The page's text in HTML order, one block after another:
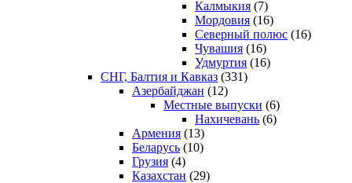
Калмыкия (7)
Мордовия (16)
Северный полюс (16)
Чувашия (16)
Удмуртия (16)
СНГ, Балтия и Кавказ (331)
Азербайджан (12)
Местные выпуски (6)
Нахичевань (6)
Армения (13)
Беларусь (10)
Грузия (4)
Казахстан (29)